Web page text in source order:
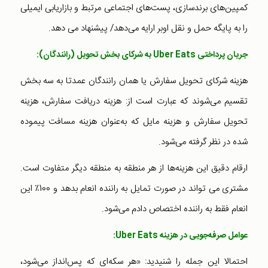
کمپین‌های برندسازی، ‌پست‌های اجتماعی مرتبط و بازاریابی ایمیلی
را به پایگه حمل و نقل اوبر ارایه می‌دهد/ پیشنهاد می دهد.
جریان پرداختی Uber Eatsبه شرکای بخش تحویل (رانندگان):
هزینه شرکای تحویل سفارش یا همان رانندگان عمدتا به سه بخش
تقسیم می‌شوند که عبارت است از: هزینه دریافت سفارش، هزینه
تحویل سفارش و هزینه مایل که به‌عنوان هزینه مسافت پیموده
شده در نظر گرفته می‌شود.
ارقام دقیق این هزینه‌ها از هر منطقه به منطقه دیگر متفاوت است.
مشتری می تواند در صورت تمایل به راننده انعام بدهد و 100٪ این
انعام فقط به راننده اختصاص دادم می‌شود.
عوامل صرفه‌جویی در هزینهUber Eats
:
احتمالا این جمله را شنیدید: «هر سکه‌ای که پس‌انداز می‌شود،